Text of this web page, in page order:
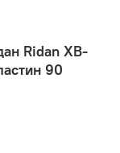
Ridan XB-
90